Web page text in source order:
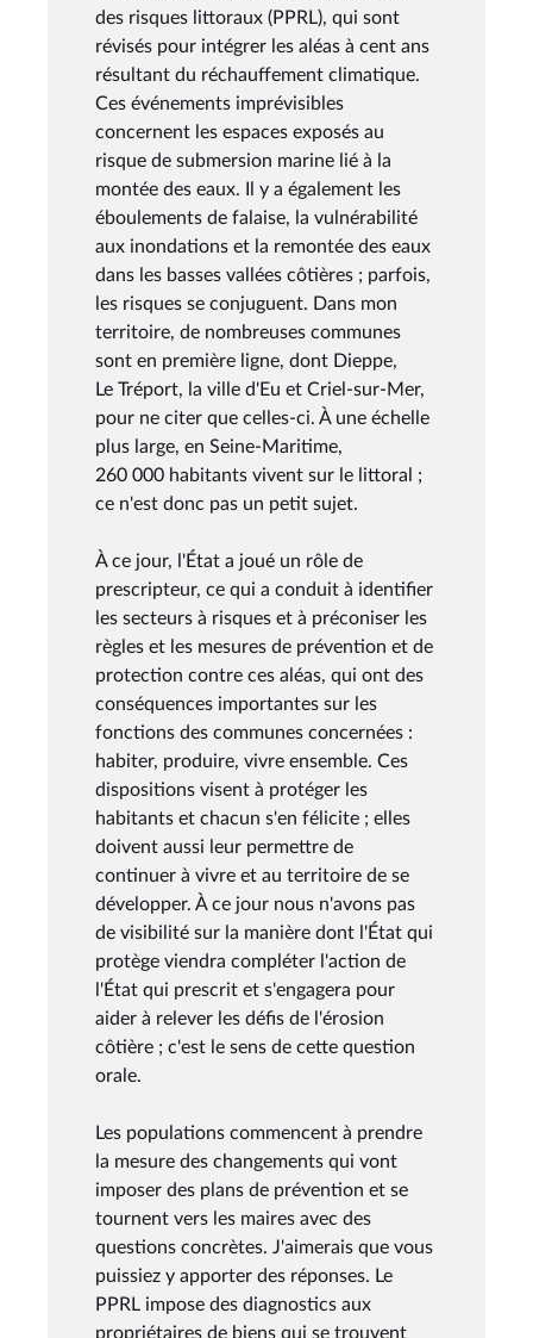
des risques littoraux (PPRL), qui sont
révisés pour intégrer les aléas à cent ans
résultant du réchauffement climatique.
Ces événements imprévisibles
concernent les espaces exposés au
risque de submersion marine lié à la
montée des eaux. Il y a également les
éboulements de falaise, la vulnérabilité
aux inondations et la remontée des eaux
dans les basses vallées côtières ; parfois,
les risques se conjuguent. Dans mon
territoire, de nombreuses communes
sont en première ligne, dont Dieppe,
Le Tréport, la ville d'Eu et Criel-sur-Mer,
pour ne citer que celles-ci. À une échelle
plus large, en Seine-Maritime,
260 000 habitants vivent sur le littoral ;
ce n'est donc pas un petit sujet.
À ce jour, l'État a joué un rôle de
prescripteur, ce qui a conduit à identifier
les secteurs à risques et à préconiser les
règles et les mesures de prévention et de
protection contre ces aléas, qui ont des
conséquences importantes sur les
fonctions des communes concernées :
habiter, produire, vivre ensemble. Ces
dispositions visent à protéger les
habitants et chacun s'en félicite ; elles
doivent aussi leur permettre de
continuer à vivre et au territoire de se
développer. À ce jour nous n'avons pas
de visibilité sur la manière dont l'État qui
protège viendra compléter l'action de
l'État qui prescrit et s'engagera pour
aider à relever les défis de l'érosion
côtière ; c'est le sens de cette question
orale.
Les populations commencent à prendre
la mesure des changements qui vont
imposer des plans de prévention et se
tournent vers les maires avec des
questions concrètes. J'aimerais que vous
puissiez y apporter des réponses. Le
PPRL impose des diagnostics aux
propriétaires de biens qui se trouvent